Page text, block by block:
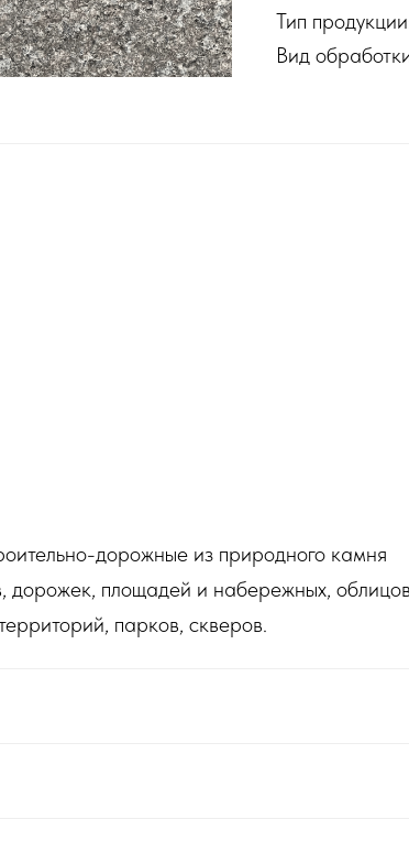
Тип
Вид
дорожные из природного камня
площадей и набережных,
парков, скверов.